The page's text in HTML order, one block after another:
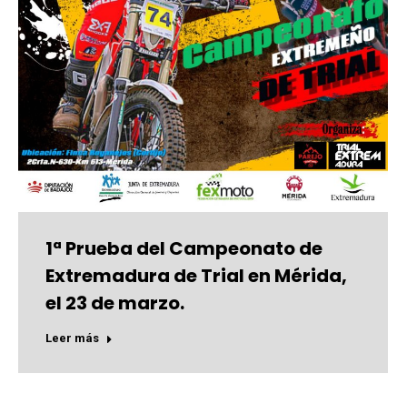
1ª Prueba del Campeonato de
Extremadura de Trial en Mérida,
el 23 de marzo.
Leer más